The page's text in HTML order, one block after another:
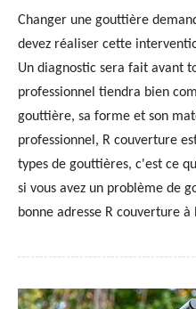
Changer une gouttière
devez réaliser cette
Un diagnostic sera fait avant
professionnel tiendra bien
gouttière, sa forme et son
professionnel, R couverture
types de gouttières, c'est ce
si vous avez un problème de
bonne adresse R couverture à